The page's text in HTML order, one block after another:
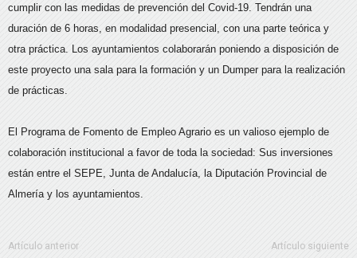
cumplir con las medidas de prevención del Covid-19. Tendrán una
duración de 6 horas, en modalidad presencial, con una parte teórica y
otra práctica. Los ayuntamientos colaborarán poniendo a disposición de
este proyecto una sala para la formación y un Dumper para la realización
de prácticas.
El Programa de Fomento de Empleo Agrario es un valioso ejemplo de
colaboración institucional a favor de toda la sociedad: Sus inversiones
están entre el SEPE, Junta de Andalucía, la Diputación Provincial de
Almería y los ayuntamientos.
Artículo anterior Artículo siguiente